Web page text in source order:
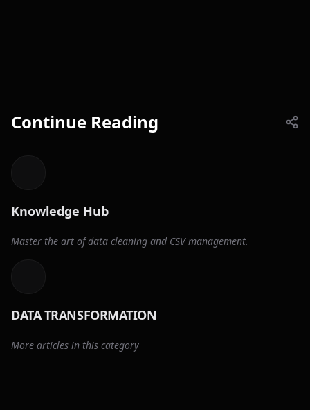
Continue Reading
Knowledge Hub
Master the art of data cleaning and CSV management.
DATA TRANSFORMATION
More articles in this category